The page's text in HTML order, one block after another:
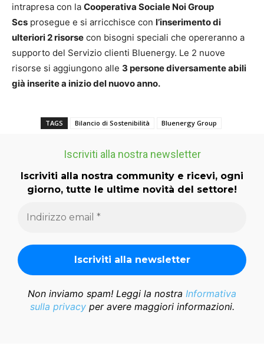
intrapresa con la Cooperativa Sociale Noi Group
Scs prosegue e si arricchisce con l’inserimento di
ulteriori 2 risorse con bisogni speciali che opereranno a
supporto del Servizio clienti Bluenergy. Le 2 nuove
risorse si aggiungono alle 3 persone diversamente abili
già inserite a inizio del nuovo anno.
TAGS Bilancio di Sostenibilità Bluenergy Group
Iscriviti alla nostra newsletter
Iscriviti alla nostra community e ricevi, ogni
giorno, tutte le ultime novità del settore!
Non inviamo spam! Leggi la nostra Informativa
sulla privacyper avere maggiori informazioni.